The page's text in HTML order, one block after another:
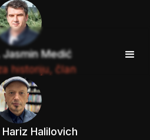
Jasmin Medić
historiju, član
Halilovich